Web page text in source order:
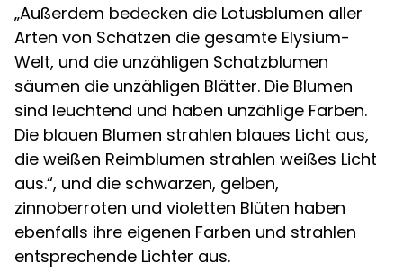
„Außerdem bedecken die Lotusblumen aller
Arten von Schätzen die gesamte Elysium-
Welt, und die unzähligen Schatzblumen
säumen die unzähligen Blätter. Die Blumen
sind leuchtend und haben unzählige Farben.
Die blauen Blumen strahlen blaues Licht aus,
die weißen Reimblumen strahlen weißes Licht
aus.“, und die schwarzen, gelben,
zinnoberroten und violetten Blüten haben
ebenfalls ihre eigenen Farben und strahlen
entsprechende Lichter aus.